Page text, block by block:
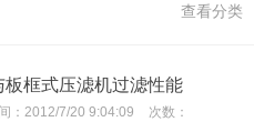
查看分类
框式压滤机过滤性能
： 2012/7/20 9:04:09 次数：